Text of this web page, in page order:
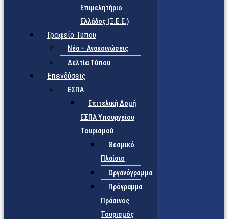
Επιμελητήριο
Ελλάδος (Ξ.Ε.Ε.)
Γραφείο Τύπου
Νέα – Ανακοινώσεις
Δελτία Τύπου
Επενδύσεις
ΕΣΠΑ
Επιτελική Δομή
ΕΣΠΑ Υπουργείου
Τουρισμού
Θεσμικό
Πλαίσιο
Οργανόγραμμα
Πρόγραμμα
Πράσινος
Τουρισμός